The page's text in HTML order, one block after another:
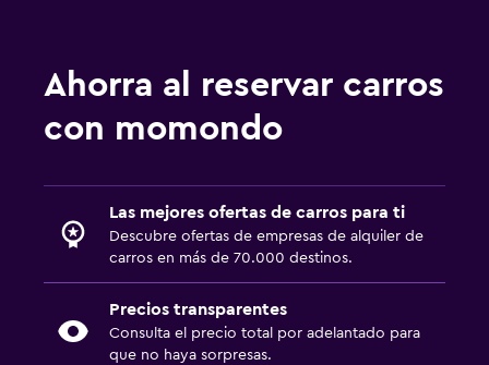
Ahorra al reservar carros
con momondo
Las mejores ofertas de carros para ti
Descubre ofertas de empresas de alquiler de
carros en más de 70.000 destinos.
Precios transparentes
Consulta el precio total por adelantado para
que no haya sorpresas.